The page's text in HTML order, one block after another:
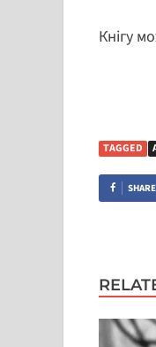
Кнігу
TAGGED
SHARE